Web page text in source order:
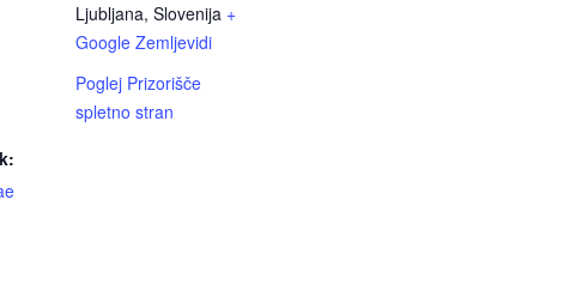
Ljubljana, Slovenija +
Google Zemljevidi
Poglej Prizorišče
spletno stran